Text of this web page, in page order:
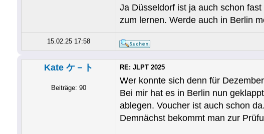
Ja Düsseldorf ist ja auch schon
zum lernen. Werde auch in Berlin
15.02.25 17:58
Kate ケ－ト
Beiträge: 90
RE: JLPT 2025
Wer konnte sich denn für
Bei mir hat es in Berlin nun
ablegen. Voucher ist auch schon
Demnächst bekommt man zur